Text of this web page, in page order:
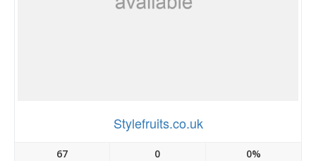
Stylefruits.co.uk
67 0 0%